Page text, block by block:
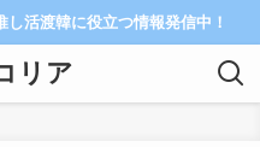
活渡韓に役立つ情報発信中！
リア